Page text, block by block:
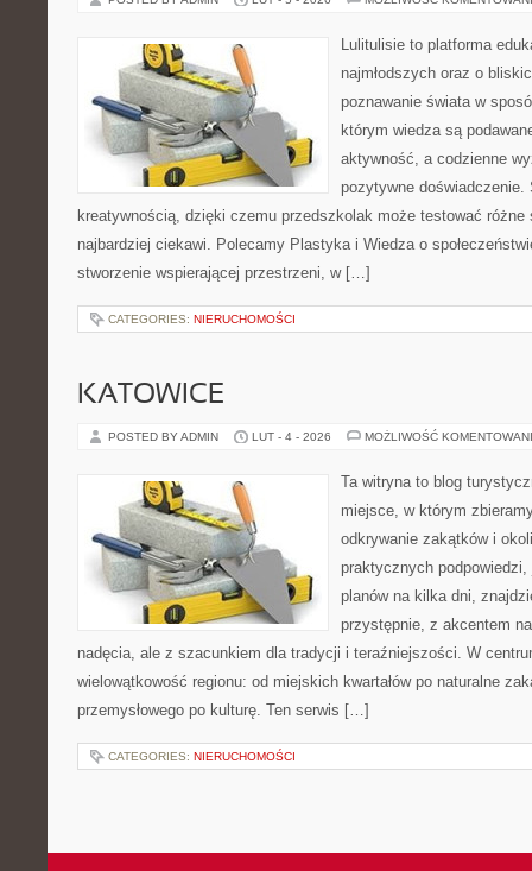
Lulitulisie to platforma
najmłodszych oraz o
poznawanie świata w
którym wiedza są
aktywność, a codzienne
pozytywne doświadczenie.
kreatywnością, dzięki czemu przedszkolak może testować
najbardziej ciekawi. Polecamy Plastyka i Wiedza o
stworzenie wspierającej przestrzeni, w […]
CATEGORIES: NIERUCHOMOŚCI
KATOWICE
POSTED BY ADMIN LUT - 4 - 2026 MOŻLIWOŚĆ
Ta witryna to blog
miejsce, w którym
odkrywanie zakątków i
praktycznych
planów na kilka dni,
przystępnie, z akcentem
nadęcia, ale z szacunkiem dla tradycji i teraźniejszości. W
wielowątkowość regionu: od miejskich kwartałów po naturalne
przemysłowego po kulturę. Ten serwis […]
CATEGORIES: NIERUCHOMOŚCI